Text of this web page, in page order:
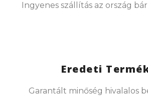
Ingyenes szállítás az ország
Eredeti
Garantált minőség hivalalos